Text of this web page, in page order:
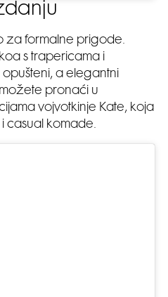
za formalne prigode.
s trapericama i
a elegantni
pronaći u
vojvotkinje Kate, koja
i casual komade.